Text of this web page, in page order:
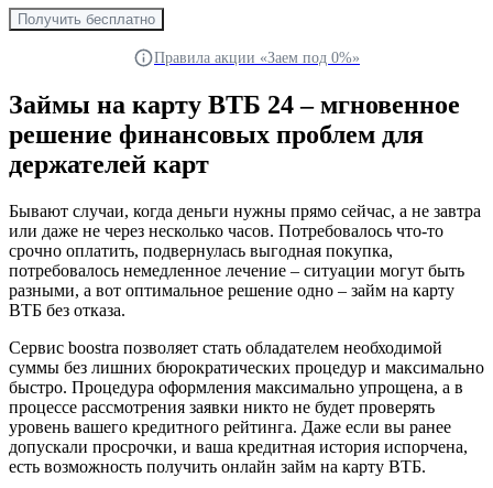
Получить бесплатно
Правила акции «Заем под 0%»
Займы на карту ВТБ 24 – мгновенное
решение финансовых проблем для
держателей карт
Бывают случаи, когда деньги нужны прямо сейчас, а не завтра
или даже не через несколько часов. Потребовалось что-то
срочно оплатить, подвернулась выгодная покупка,
потребовалось немедленное лечение – ситуации могут быть
разными, а вот оптимальное решение одно – займ на карту
ВТБ без отказа.
Сервис boostra позволяет стать обладателем необходимой
суммы без лишних бюрократических процедур и максимально
быстро. Процедура оформления максимально упрощена, а в
процессе рассмотрения заявки никто не будет проверять
уровень вашего кредитного рейтинга. Даже если вы ранее
допускали просрочки, и ваша кредитная история испорчена,
есть возможность получить онлайн займ на карту ВТБ.